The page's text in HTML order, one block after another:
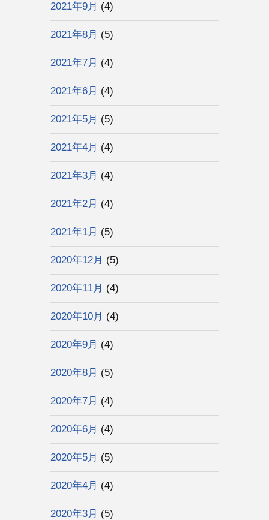
2021年9月 (4)
2021年8月 (5)
2021年7月 (4)
2021年6月 (4)
2021年5月 (5)
2021年4月 (4)
2021年3月 (4)
2021年2月 (4)
2021年1月 (5)
2020年12月 (5)
2020年11月 (4)
2020年10月 (4)
2020年9月 (4)
2020年8月 (5)
2020年7月 (4)
2020年6月 (4)
2020年5月 (5)
2020年4月 (4)
2020年3月 (5)